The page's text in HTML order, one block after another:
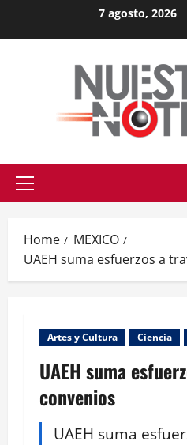
7 agosto, 2026
Primary
Home
MEXICO
UAEH suma esfuerzos a
Artes y Cultura Ciencia
UAEH suma
convenios
UAEH suma